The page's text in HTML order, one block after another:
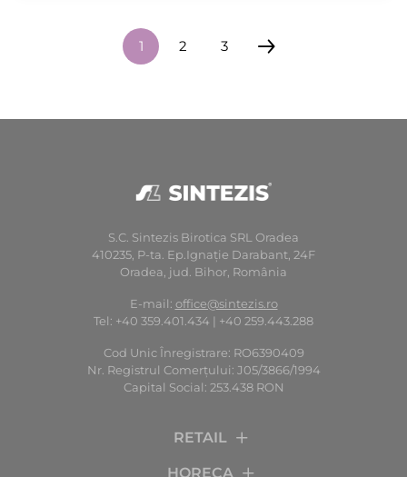
1 2 3
S.C. Sintezis Birotica SRL Oradea
410235, P-ta. Ep.Ignaţie Darabant, 24F
Oradea, jud. Bihor, România
E-mail: office@sintezis.ro
Tel: +40 359.401.434 | +40 259.443.288
Cod Unic Înregistrare: RO6390409
Nr. Registrul Comerţului: J05/3866/1994
Capital Social: 253.438 RON
RETAIL
HORECA